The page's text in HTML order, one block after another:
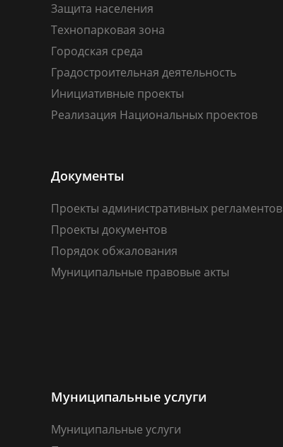
Защита населения
Технопарковая зона
Городская среда
Градостроительная деятельность
Инициативные проекты
Реализация Национальных проектов
Документы
Проекты административных регламентов
Проекты документов
Порядок обжалования
Муниципальные правовые акты
Муниципальные услуги
Муниципальные услуги